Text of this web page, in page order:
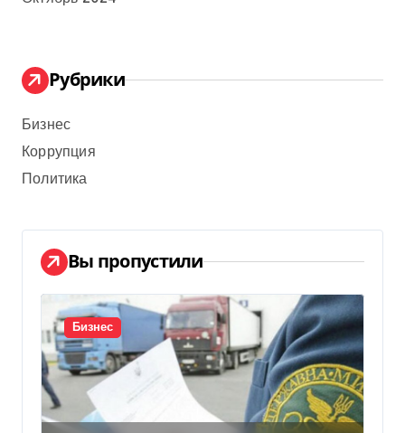
Рубрики
Бизнес
Коррупция
Политика
Вы пропустили
Бизнес